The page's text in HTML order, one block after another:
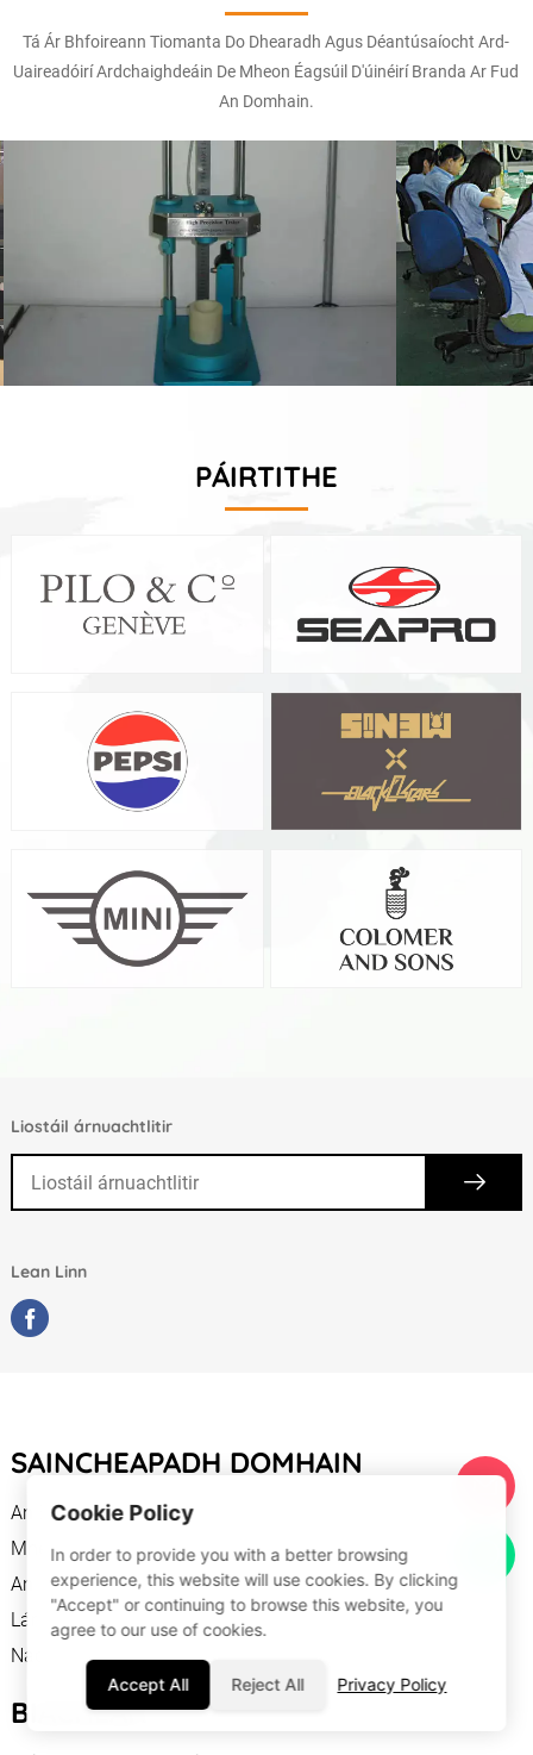
Tá Ár Bhfoireann Tiomanta Do Dhearadh Agus Déantúsaíocht Ard-
Uaireadóirí Ardchaighdeáin De Mheon Éagsúil D'úinéirí Branda Ar Fud
An Domhain.
PÁIRTITHE
Liostáil árnuachtlitir
Lean Linn
SAINCHEAPADH DOMHAIN
An Eoraip
Mheiriceá
An lár -oirthear
Lár
Nach iad
BIACHLÁR
Cookie Policy
In order to provide you with a better browsing
experience, this website will use cookies. By clicking
"Accept" or continuing to browse this website, you
agree to our use of cookies.
Accept All Reject All Privacy Policy